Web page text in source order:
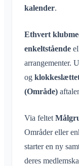
Tilpas
App-
Luk konto
Gensend
Fjern
Område-admin
Administrer
Anmodning om
kalender.
Ethvert
enkeltstående
arrangementer.
og
(Område)
Via feltet
Områder eller
starter en ny
deres